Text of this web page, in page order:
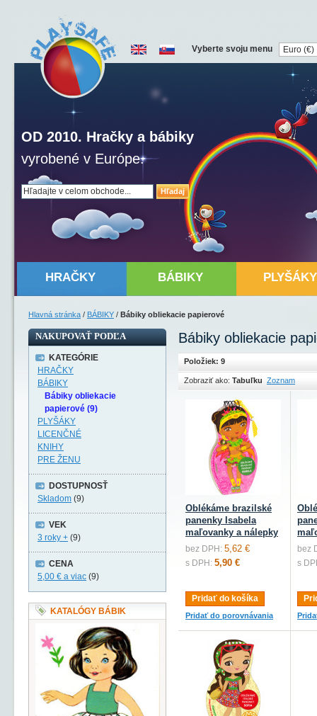
Hľadaj
OD 2010. Hračky a bábiky
vyrobené v Európe.
Vyberte svoju menu
HRAČKY BÁBIKY PLYŠÁKY
Hlavná stránka / BÁBIKY / Bábiky obliekacie papierové
Bábiky obliekacie
Položiek: 9
Zobraziť ako: Tabuľku Zoznam
Oblékáme brazilské
panenky Isabela
maľovanky a nálepky
bez DPH: 5,62 €
s DPH: 5,90 €
Pridať do košíka
Pridať do porovnávania
bez
s
NAKUPOVAŤ PODĽA
KATEGÓRIE
HRAČKY
BÁBIKY
Bábiky obliekacie
papierové (9)
PLYŠÁKY
LICENČNÉ
KNIHY
PRE ŽENU
DOSTUPNOSŤ
Skladom (9)
VEK
3 roky + (9)
CENA
5,00 € a viac (9)
KATALÓGY BÁBIK